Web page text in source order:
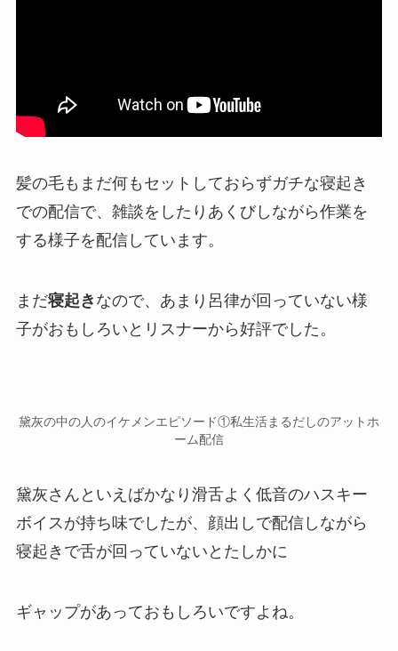
髪の毛もまだ何もセットしておらずガチな寝起き
での配信で、雑談をしたりあくびしながら作業を
する様子を配信しています。
まだ寝起き なので、あまり呂律が回っていない様
子がおもしろいとリスナーから好評でした。
黛灰の中の人のイケメンエピソード①私生活まるだしのアットホ
ーム配信
黛灰さんといえばかなり滑舌よく低音のハスキー
ボイスが持ち味でしたが、顔出しで配信しながら
寝起きで舌が回っていないとたしかに
ギャップがあっておもしろいですよね。